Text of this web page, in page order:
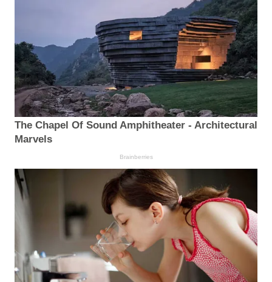
The Chapel Of Sound Amphitheater - Architectural
Marvels
Brainberries